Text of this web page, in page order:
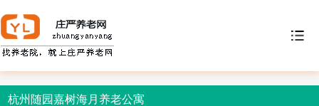
杭州随园嘉树海月养老公寓